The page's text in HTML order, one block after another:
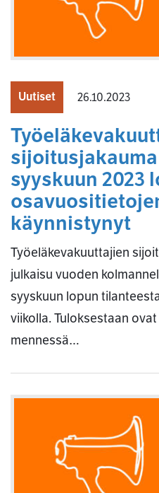
Uutiset 26.10.2023
syyskuun 2023
käynnistynyt
Työeläkevakuuttajien
julkaisu vuoden
syyskuun lopun
viikolla. Tuloksestaan
mennessä…